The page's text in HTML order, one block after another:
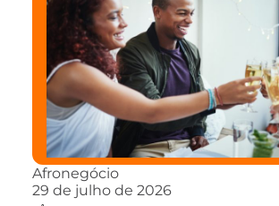
Afronegócio
29 de julho de 2026